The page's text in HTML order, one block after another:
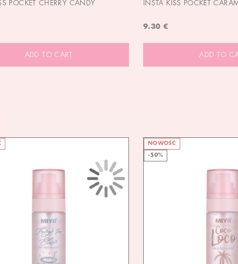
POCKET CHERRY CANDY
ADD TO CART
INSTA KISS POCKET
9.30 €
ADD TO
NOWOŚĆ
-50%